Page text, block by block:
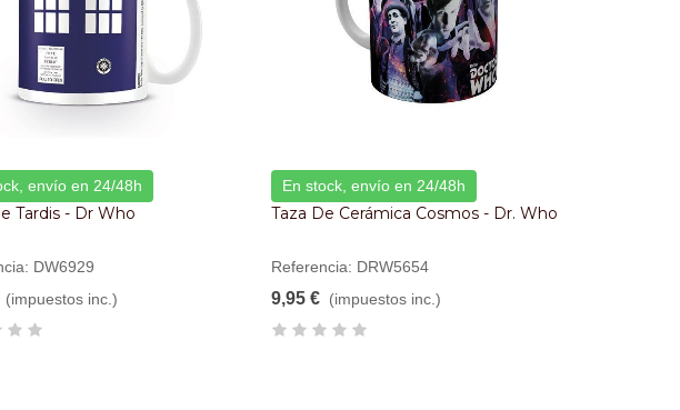
envío en 24/48h
Tardis - Dr Who
DW6929
(impuestos inc.)
En stock, envío en 24/48h
Taza De Cerámica Cosmos - Dr. Who
Referencia: DRW5654
9,95 € (impuestos inc.)